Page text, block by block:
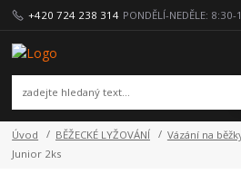
+420 724 238 314 PONDĚLÍ-NEDĚLE:
Úvod BĚŽECKÉ LYŽOVÁNÍ Vázání na
Junior 2ks